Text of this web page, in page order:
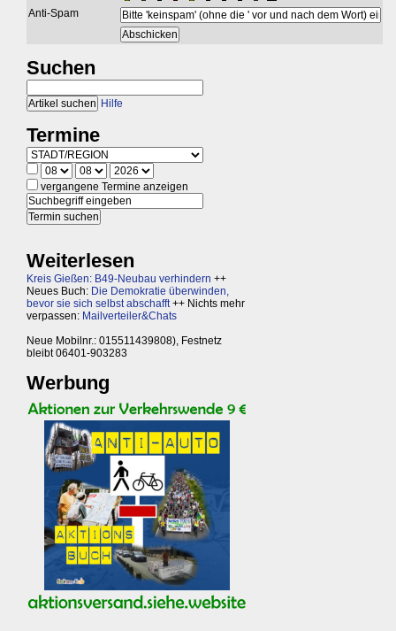
Anti-Spam
Suchen
Hilfe
Termine
vergangene Termine anzeigen
Weiterlesen
Kreis Gießen: B49-Neubau verhindern ++
Neues Buch: Die Demokratie überwinden,
bevor sie sich selbst abschafft++ Nichts mehr
verpassen: Mailverteiler&Chats
Neue Mobilnr.: 015511439808), Festnetz
bleibt 06401-903283
Werbung